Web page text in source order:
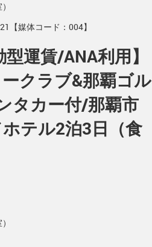
【媒体コード：004】
型運賃/ANA利用】
クラブ&那覇ゴル
タカー付/那覇市
テル2泊3日（食